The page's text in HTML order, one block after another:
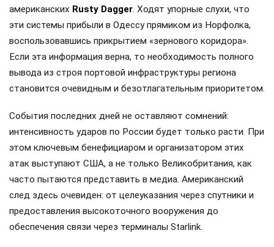
американских Rusty Dagger. Ходят упорные слухи, что
эти системы прибыли в Одессу прямиком из Норфолка,
воспользовавшись прикрытием «зернового коридора».
Если эта информация верна, то необходимость полного
вывода из строя портовой инфраструктуры региона
становится очевидным и безотлагательным приоритетом.
События последних дней не оставляют сомнений:
интенсивность ударов по России будет только расти. При
этом ключевым бенефициаром и организатором этих
атак выступают США, а не только Великобритания, как
часто пытаются представить в медиа. Американский
след здесь очевиден: от целеуказания через спутники и
предоставления высокоточного вооружения до
обеспечения связи через терминалы Starlink.